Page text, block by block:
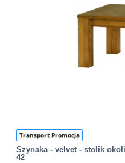
Transport Promocja
Szynaka - velvet - stolik
42